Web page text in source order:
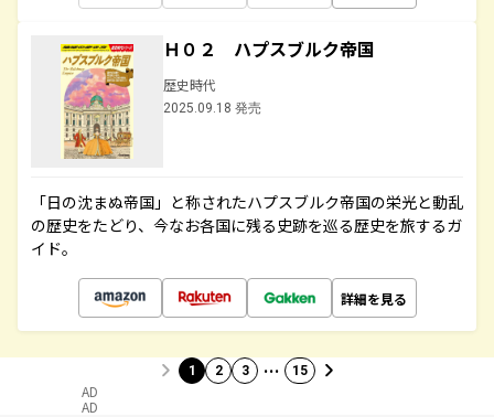
Ｈ０２ ハプスブルク帝国
歴史時代
2025.09.18 発売
「日の沈まぬ帝国」と称されたハプスブルク帝国の栄光と動乱
の歴史をたどり、今なお各国に残る史跡を巡る歴史を旅するガ
イド。
詳細を見る
1 2 3 … 15
AD
AD